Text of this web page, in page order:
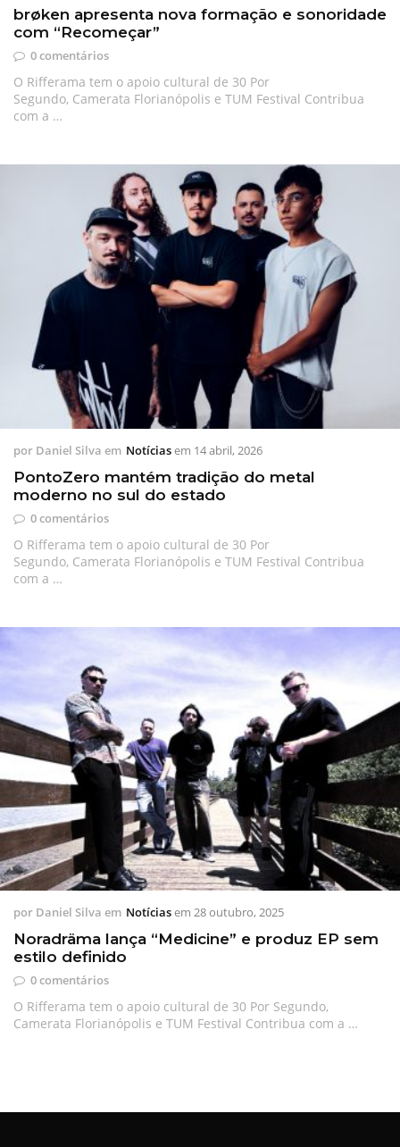
brøken apresenta nova formação e sonoridade
com “Recomeçar”
0 comentários
O Rifferama tem o apoio cultural de 30 Por
Segundo, Camerata Florianópolis e TUM Festival Contribua
com a …
por Daniel Silva em Notíciasem 14 abril, 2026
PontoZero mantém tradição do metal
moderno no sul do estado
0 comentários
O Rifferama tem o apoio cultural de 30 Por
Segundo, Camerata Florianópolis e TUM Festival Contribua
com a …
por Daniel Silva em Notíciasem 28 outubro, 2025
Noradräma lança “Medicine” e produz EP sem
estilo definido
0 comentários
O Rifferama tem o apoio cultural de 30 Por Segundo,
Camerata Florianópolis e TUM Festival Contribua com a …